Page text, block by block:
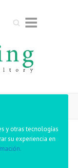
Buscar
y otras tecnologías
su experiencia en